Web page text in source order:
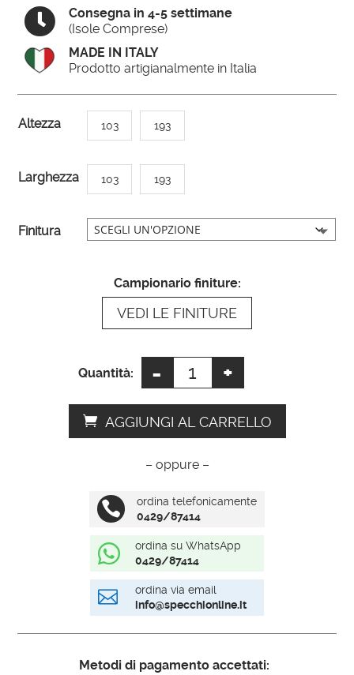

Consegna in 4-5 settimane
(Isole Comprese)
MADE IN ITALY
Prodotto artigianalmente in Italia
Altezza 103 193
Larghezza 103 193
Finitura
Campionario finiture:
VEDI LE FINITURE
Quantità: -
Cornice
specchio
+
AGGIUNGI AL CARRELLO
A
e
n
– oppure –

ordina telefonicamente
0429/87414

ordina su WhatsApp
0429/87414

ordina via email
info@specchionline.it
Metodi di pagamento accettati: